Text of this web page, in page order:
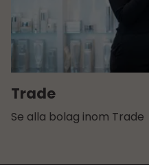
Trade
Se alla bolag inom Trade